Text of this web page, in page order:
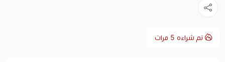
تم شراءه 5 مرات